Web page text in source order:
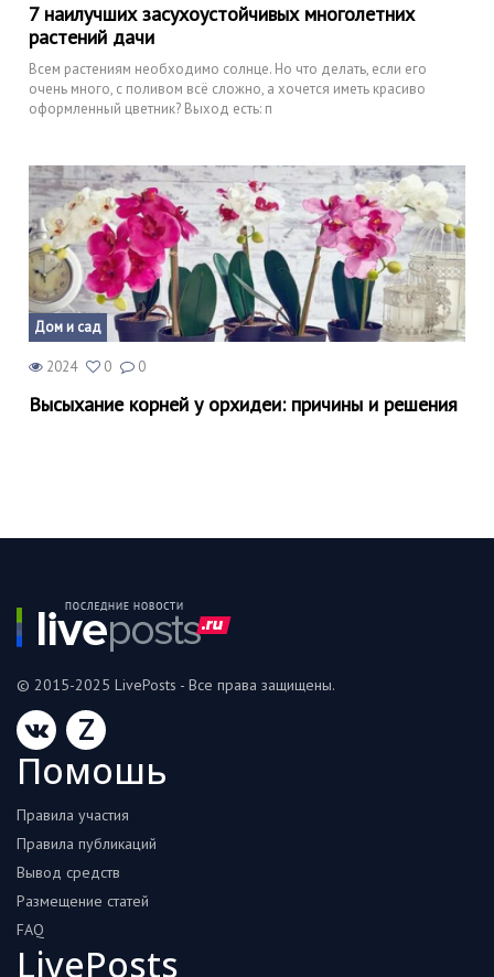
7 наилучших засухоустойчивых многолетних
растений дачи
Всем растениям необходимо солнце. Но что делать, если его
очень много, с поливом всё сложно, а хочется иметь красиво
оформленный цветник? Выход есть: п
Дом и сад
2024 0 0
Высыхание корней у орхидеи: причины и решения
© 2015-2025 LivePosts - Все права защищены.
Z
Помошь
Правила участия
Правила публикаций
Вывод средств
Размещение статей
FAQ
LivePosts